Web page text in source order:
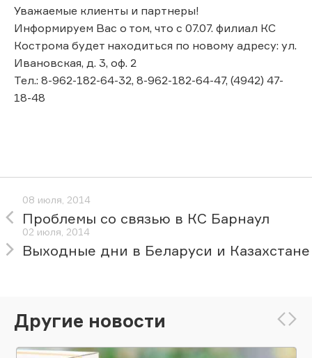
Уважаемые клиенты и партнеры!
Информируем Вас о том, что с 07.07. филиал КС
Кострома будет находиться по новому адресу: ул.
Ивановская, д. 3, оф. 2
Тел.: 8-962-182-64-32, 8-962-182-64-47, (4942) 47-
18-48
08 июля, 2014
Проблемы со связью в КС Барнаул
02 июля, 2014
Выходные дни в Беларуси и Казахстане
Другие новости